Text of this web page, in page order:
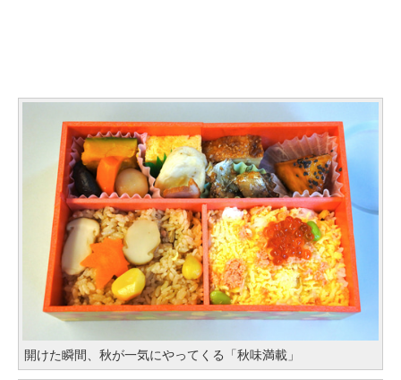
開けた瞬間、秋が一気にやってくる「秋味満載」